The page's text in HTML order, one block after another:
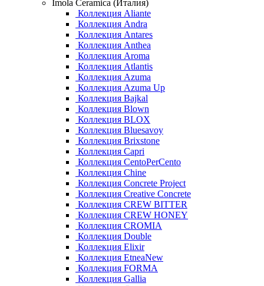
Imola Ceramica (Италия)
Коллекция Aliante
Коллекция Andra
Коллекция Antares
Коллекция Anthea
Коллекция Aroma
Коллекция Atlantis
Коллекция Azuma
Коллекция Azuma Up
Коллекция Bajkal
Коллекция Blown
Коллекция BLOX
Коллекция Bluesavoy
Коллекция Brixstone
Коллекция Capri
Коллекция CentoPerCento
Коллекция Chine
Коллекция Concrete Project
Коллекция Creative Concrete
Коллекция CREW BITTER
Коллекция CREW HONEY
Коллекция CROMIA
Коллекция Double
Коллекция Elixir
Коллекция EtneaNew
Коллекция FORMA
Коллекция Gallia